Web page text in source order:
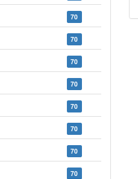
70
70
70
70
70
70
70
70